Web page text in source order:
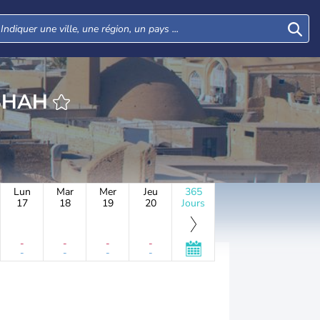
Lun
17
-
-
Mar
18
-
-
Mer
19
-
-
Jeu
20
-
-
365
Jours